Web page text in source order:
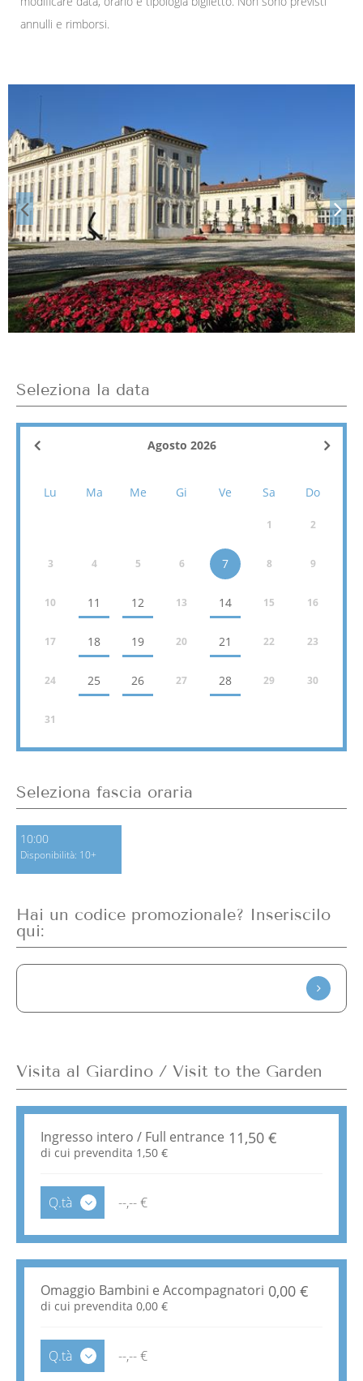
annulli e rimborsi.
Seleziona la data
Agosto 2026
Lu Ma Me Gi Ve Sa Do
1 2
3 4 5 6 7 8 9
10 11 12 13 14 15 16
17 18 19 20 21 22 23
24 25 26 27 28 29 30
31
Seleziona fascia oraria
10:00
Disponibilità: 10+
Hai un codice promozionale? Inseriscilo
qui:
Visita al Giardino / Visit to the Garden
Ingresso intero / Full entrance 11,50 €
di cui prevendita 1,50 €
Q.tà --,-- €
Omaggio Bambini e Accompagnatori 0,00 €
di cui prevendita 0,00 €
Q.tà --,-- €